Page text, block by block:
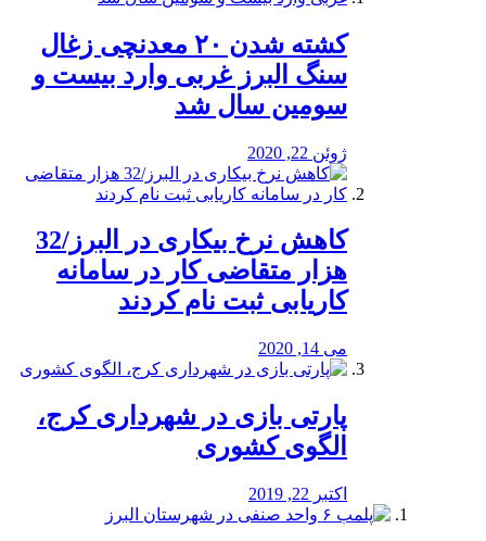
کشته شدن ۲۰ معدنچی زغال
سنگ البرز غربی وارد بیست و
سومین سال شد
ژوئن 22, 2020
کاهش نرخ بیکاری در البرز/32
هزار متقاضی کار در سامانه
کاریابی ثبت نام کردند
می 14, 2020
پارتی بازی در شهرداری کرج،
الگوی کشوری
اکتبر 22, 2019